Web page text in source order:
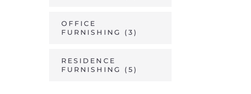
OFFICE
FURNISHING
(3)
RESIDENCE
FURNISHING
(5)